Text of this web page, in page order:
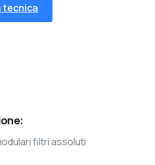
tecnica
filtri assoluti